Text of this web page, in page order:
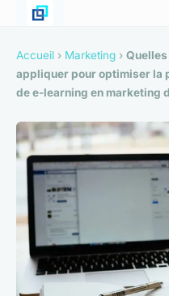
Accueil › Marketing ›
appliquer pour optimiser la
de e-learning en marketing